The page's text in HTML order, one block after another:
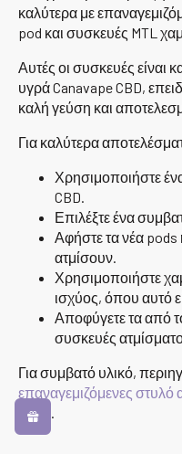
καλύτερα με
pod και συσκευές MTL
Αυτές οι συσκευές είναι
υγρά Canavape CBD,
καλή γεύση και
Για καλύτερα
Χρησιμοποιήστε
CBD.
Επιλέξτε ένα
Αφήστε τα νέα pods
ατμίσουν.
Χρησιμοποιήστε
ισχύος, όπου αυτό
Αποφύγετε τα από
συσκευές
Για συμβατό υλικό,
επαναγεμιζόμενες στυλό
OXVA .